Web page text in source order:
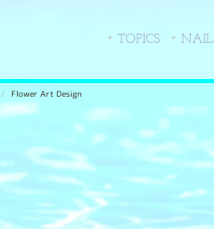
TOPICS NAIL
Flower Art Design